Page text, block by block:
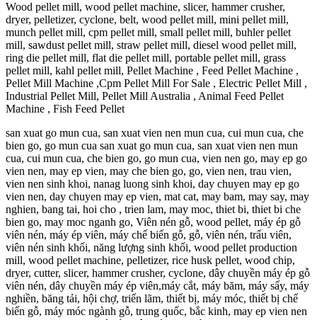
Wood pellet mill, wood pellet machine, slicer, hammer crusher,
dryer, pelletizer, cyclone, belt, wood pellet mill, mini pellet mill,
munch pellet mill, cpm pellet mill, small pellet mill, buhler pellet
mill, sawdust pellet mill, straw pellet mill, diesel wood pellet mill,
ring die pellet mill, flat die pellet mill, portable pellet mill, grass
pellet mill, kahl pellet mill, Pellet Machine , Feed Pellet Machine ,
Pellet Mill Machine ,Cpm Pellet Mill For Sale , Electric Pellet Mill ,
Industrial Pellet Mill, Pellet Mill Australia , Animal Feed Pellet
Machine , Fish Feed Pellet
san xuat go mun cua, san xuat vien nen mun cua, cui mun cua, che
bien go, go mun cua san xuat go mun cua, san xuat vien nen mun
cua, cui mun cua, che bien go, go mun cua, vien nen go, may ep go
vien nen, may ep vien, may che bien go, go, vien nen, trau vien,
vien nen sinh khoi, nanag luong sinh khoi, day chuyen may ep go
vien nen, day chuyen may ep vien, mat cat, may bam, may say, may
nghien, bang tai, hoi cho , trien lam, may moc, thiet bi, thiet bi che
bien go, may moc nganh go, Viên nén gỗ, wood pellet, máy ép gỗ
viên nén, máy ép viên, máy chế biến gỗ, gỗ, viên nén, trấu viên,
viên nén sinh khối, năng lượng sinh khối, wood pellet production
mill, wood pellet machine, pelletizer, rice husk pellet, wood chip,
dryer, cutter, slicer, hammer crusher, cyclone, dây chuyền máy ép gỗ
viên nén, dây chuyền máy ép viên,máy cắt, máy băm, máy sấy, máy
nghiền, băng tải, hội chợ, triển lãm, thiết bị, máy móc, thiết bị chế
biến gỗ, máy móc ngành gỗ, trung quốc, bắc kinh, may ep vien nen